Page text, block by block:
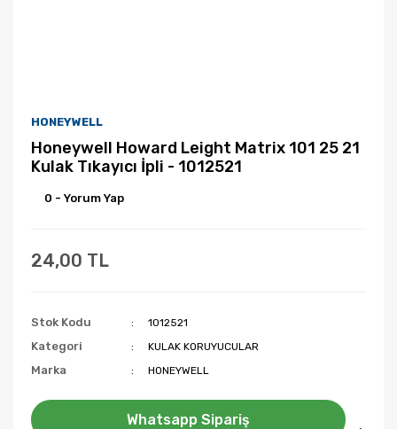
HONEYWELL
Honeywell Howard Leight Matrix 101 25 21
Kulak Tıkayıcı İpli - 1012521
0 - Yorum Yap
24,00 TL
Stok Kodu 1012521
Kategori KULAK KORUYUCULAR
Marka HONEYWELL
Whatsapp Sipariş